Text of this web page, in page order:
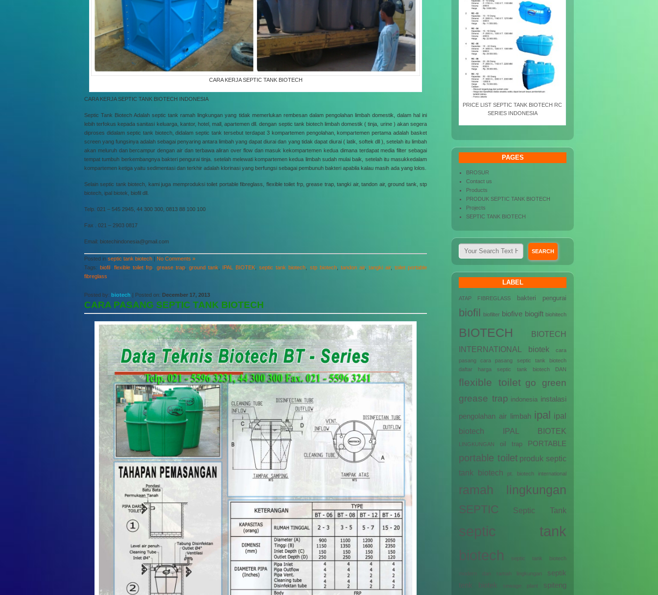
CARA KERJA SEPTIC TANK BIOTECH
CARA KERJA SEPTIC TANK BIOTECH INDONESIA
Septic Tank Biotech Adalah septic tank ramah lingkungan yang tidak memerlukan rembesan dalam pengolahan limbah domestik, dalam hal ini
lebih terfokus kepada sanitasi keluarga, kantor, hotel, mall, apartemen dll. dengan septic tank biotech limbah domestik ( tinja, urine ) akan segera
diproses didalam septic tank biotech, didalam septic tank tersebut terdapat 3 kompartemen pengolahan, kompartemen pertama adalah basket
screen yang fungsinya adalah sebagai penyaring antara limbah yang dapat diurai dan yang tidak dapat diurai ( latik, softek dll ), setelah itu limbah
akan meluruh dan bercampur dengan air dan terbawa aliran over flow dan masuk kekompartemen kedua dimana terdapat media filter sebagai
tempat tumbuh berkembangnya bakteri pengurai tinja. setelah melewati kompartemen kedua limbah sudah mulai baik, setelah itu masukkedalam
kompartemen ketiga yaitu sedimentasi dan terkhir adalah klorinasi yang berfungsi sebagai pembunuh bakteri apabila kalau masih ada yang lolos.
Selain septic tank biotech, kami juga memproduksi toilet portable fibreglass, flexible toilet frp, grease trap, tangki air, tandon air, ground tank, stp
biotech, ipal biotek, biofil dll.
Telp. 021 – 545 2945, 44 300 300, 0813 88 100 100
Fax . 021 – 2903 0817
Email: biotechindonesia@gmail.com
Posted in septic tank biotech | No Comments »
Tags:biofil ,flexible toilet frp grease trap, ground tank IPAL BIOTEK ,septic tank biotech stp biotech, tandon air, tangki air,toilet portable
fibreglass
Posted by: biotech | Posted on: December 17, 2013
CARA PASANG SEPTIC TANK BIOTECH
PRICE LIST SEPTIC TANK BIOTECH RC
SERIES INDONESIA
PAGES
BROSUR
Contact us
Products
PRODUK SEPTIC TANK BIOTECH
Projects
SEPTIC TANK BIOTECH
LABEL
ATAP FIBREGLASS bakteri pengurai
biofil biofilter biofive biogift biohitech
BIOTECH
BIOTECH
INTERNATIONAL
biotek
cara
pasang
cara pasang septic tank biotech
daftar harga septic tank biotech
DAN
flexible toilet go green
grease trap indonesia instalasi
pengolahan air limbah ipal ipal
biotech
IPAL BIOTEK
LINGKUNGAN oil trap PORTABLE
portable toilet produk septic
tank biotech
pt. biotech international
ramah lingkungan
SEPTIC Septic Tank
septic tank
biotech
septic tank biotech
modern dan ramah lingkungan
septik
tenk biotek
sewage plant spiteng